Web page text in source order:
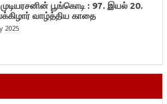
பூங்கொடி : 97. இயல் 20.
வாழ்த்திய காதை
2025